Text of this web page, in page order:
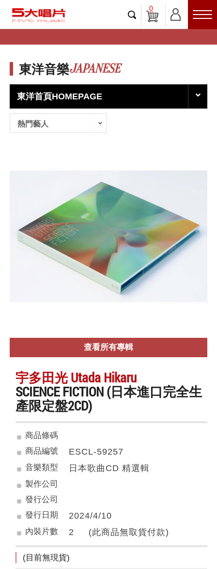
0
東洋音樂JAPANESE
東洋首頁HOMEPAGE
熱門藝人
查看所有專輯
宇多田光 Utada Hikaru
SCIENCE FICTION (日本進口完全生
產限定盤2CD)
商品條碼
商品編號
ESCL-59257
音樂類型 日本歌曲CD 精選輯
製作公司
發行公司
發行日期
2024/4/10
內裝片數 2 (此商品無取貨付款)
(目前無現貨)